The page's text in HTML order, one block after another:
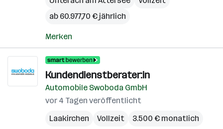
ab 60.977,70 € jährlich
Merken
Kundendienstberater:in
Automobile Swoboda GmbH
vor 4 Tagen veröffentlicht
Laakirchen
Vollzeit 3.500 € monatlich